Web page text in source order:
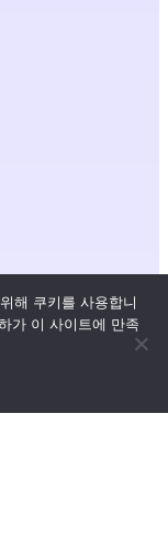
해 쿠키를 사용합니
가 이 사이트에 만족